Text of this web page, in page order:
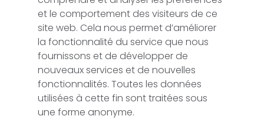
et le comportement des visiteurs de ce
site web. Cela nous permet d’améliorer
la fonctionnalité du service que nous
fournissons et de développer de
nouveaux services et de nouvelles
fonctionnalités. Toutes les données
utilisées à cette fin sont traitées sous
une forme anonyme.